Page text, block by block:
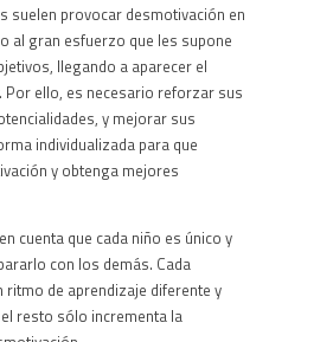
suelen provocar desmotivación en
al gran esfuerzo que les supone
llegando a aparecer el
Por ello, es necesario reforzar sus
y mejorar sus
individualizada para que
y obtenga mejores
cuenta que cada niño es único y
con los demás. Cada
ritmo de aprendizaje diferente y
resto sólo incrementa la